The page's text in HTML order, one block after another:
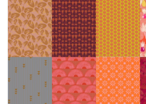
Cadeaubonnen
Nanno Blog
Merken
Beloningen